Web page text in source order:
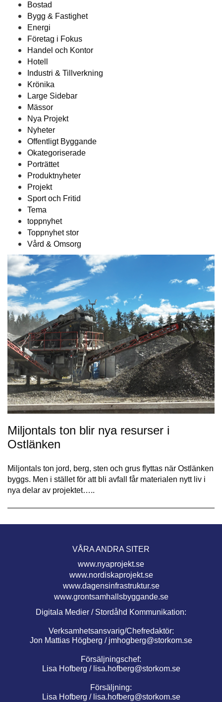
Bostad
Bygg & Fastighet
Energi
Företag i Fokus
Handel och Kontor
Hotell
Industri & Tillverkning
Krönika
Large Sidebar
Mässor
Nya Projekt
Nyheter
Offentligt Byggande
Okategoriserade
Porträttet
Produktnyheter
Projekt
Sport och Fritid
Tema
toppnyhet
Toppnyhet stor
Vård & Omsorg
Miljontals ton blir nya resurser i
Ostlänken
Miljontals ton jord, berg, sten och grus flyttas när Ostlänken
byggs. Men i stället för att bli avfall får materialen nytt liv i
nya delar av projektet…..
VÅRA ANDRA SITER
www.nyaprojekt.se
www.nordiskaprojekt.se
www.dagensinfrastruktur.se
www.grontsamhallsbyggande.se
Digitala Medier / Stordåhd Kommunikation:
Verksamhetsansvarig/Chefredaktör:
Jon Mattias Högberg / jmhogberg@storkom.se
Försäljningschef:
Lisa Hofberg / lisa.hofberg@storkom.se
Försäljning:
Lisa Hofberg / lisa.hofberg@storkom.se